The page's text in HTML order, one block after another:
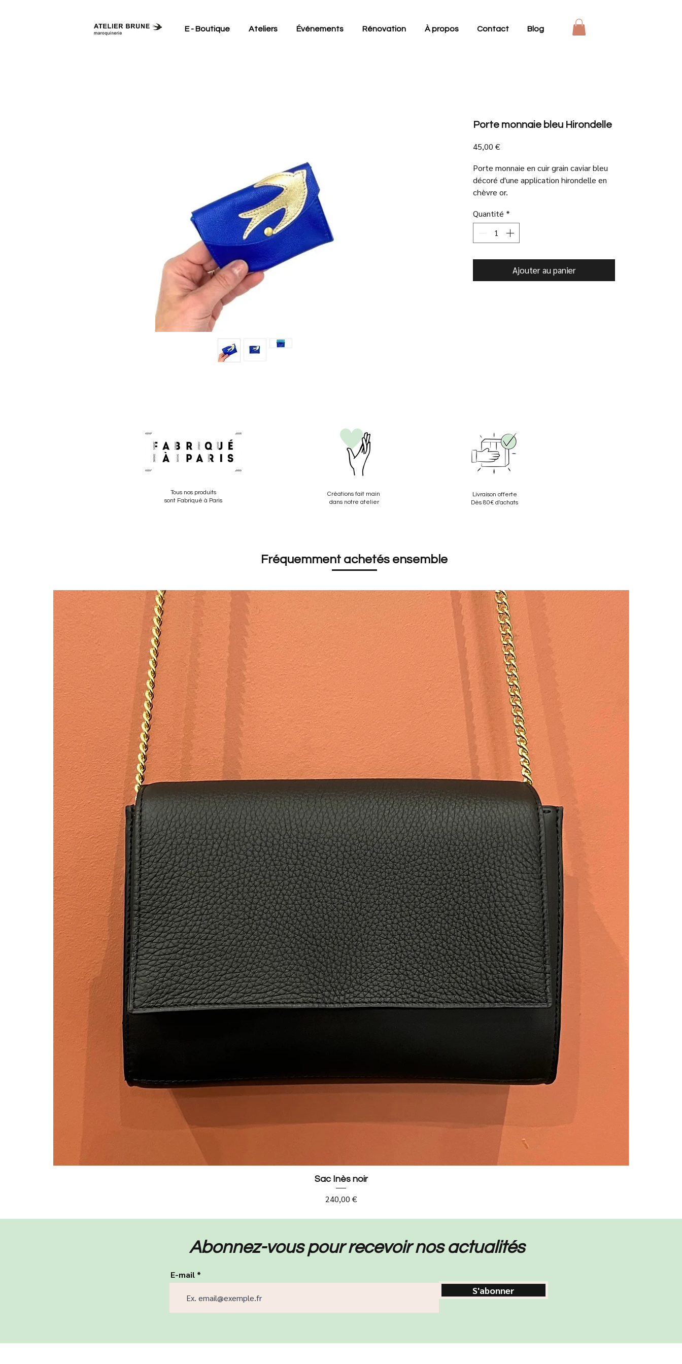
E - Boutique Ateliers Événements Rénovation À propos Contact Blog
Porte monnaie bleu Hirondelle
45,00 €Prix
Porte monnaie en cuir grain caviar bleu
décoré d'une application hirondelle en
chèvre or.
cartes et un autre pour la monnaie
- Fermeture par bouton pression
- Dimensions : 11x8 cm
- Nos cuirs proviennent majoritairement
de stocks dormants de grandes maisons
Quantité *
Ajouter au panier
Tous nos produits
sont Fabriqué à Paris
Créations fait main
dans notre atelier
Livraison offerte
Dès 80€ d'achats
Fréquemment achetés ensemble
Sac Inès noir
Prix
240,00 €
Abonnez-vous pour recevoir nos actualités
E-mail
S'abonner